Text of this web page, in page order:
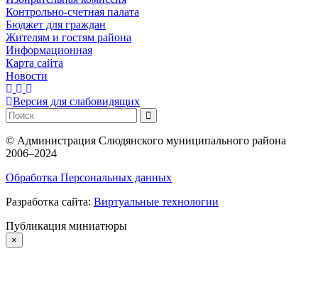
Контрольно-счетная палата
Бюджет для граждан
Жителям и гостям района
Информационная
Карта сайта
Новости
Версия для слабовидящих
© Администрация Слюдянского муниципального района
2006–2024
Обработка Персональных данных
Разработка сайта: Виртуальные технологии
Публикация миниатюры
×